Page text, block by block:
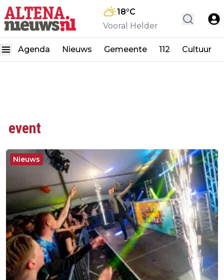
18°C
Vooral Helder
Agenda Nieuws Gemeente 112 Cultuur
event
Nieuws